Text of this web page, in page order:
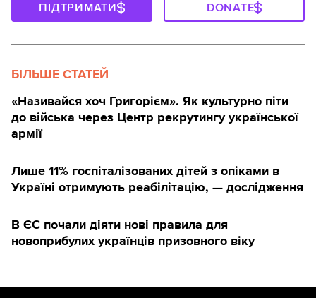
ПІДТРИМАТИ DONATE
БІЛЬШЕ СТАТЕЙ
«Називайся хоч Григорієм». Як культурно піти
до війська через Центр рекрутингу української
армії
Лише 11% госпіталізованих дітей з опіками в
Україні отримують реабілітацію, — дослідження
В ЄС почали діяти нові правила для
новоприбулих українців призовного віку